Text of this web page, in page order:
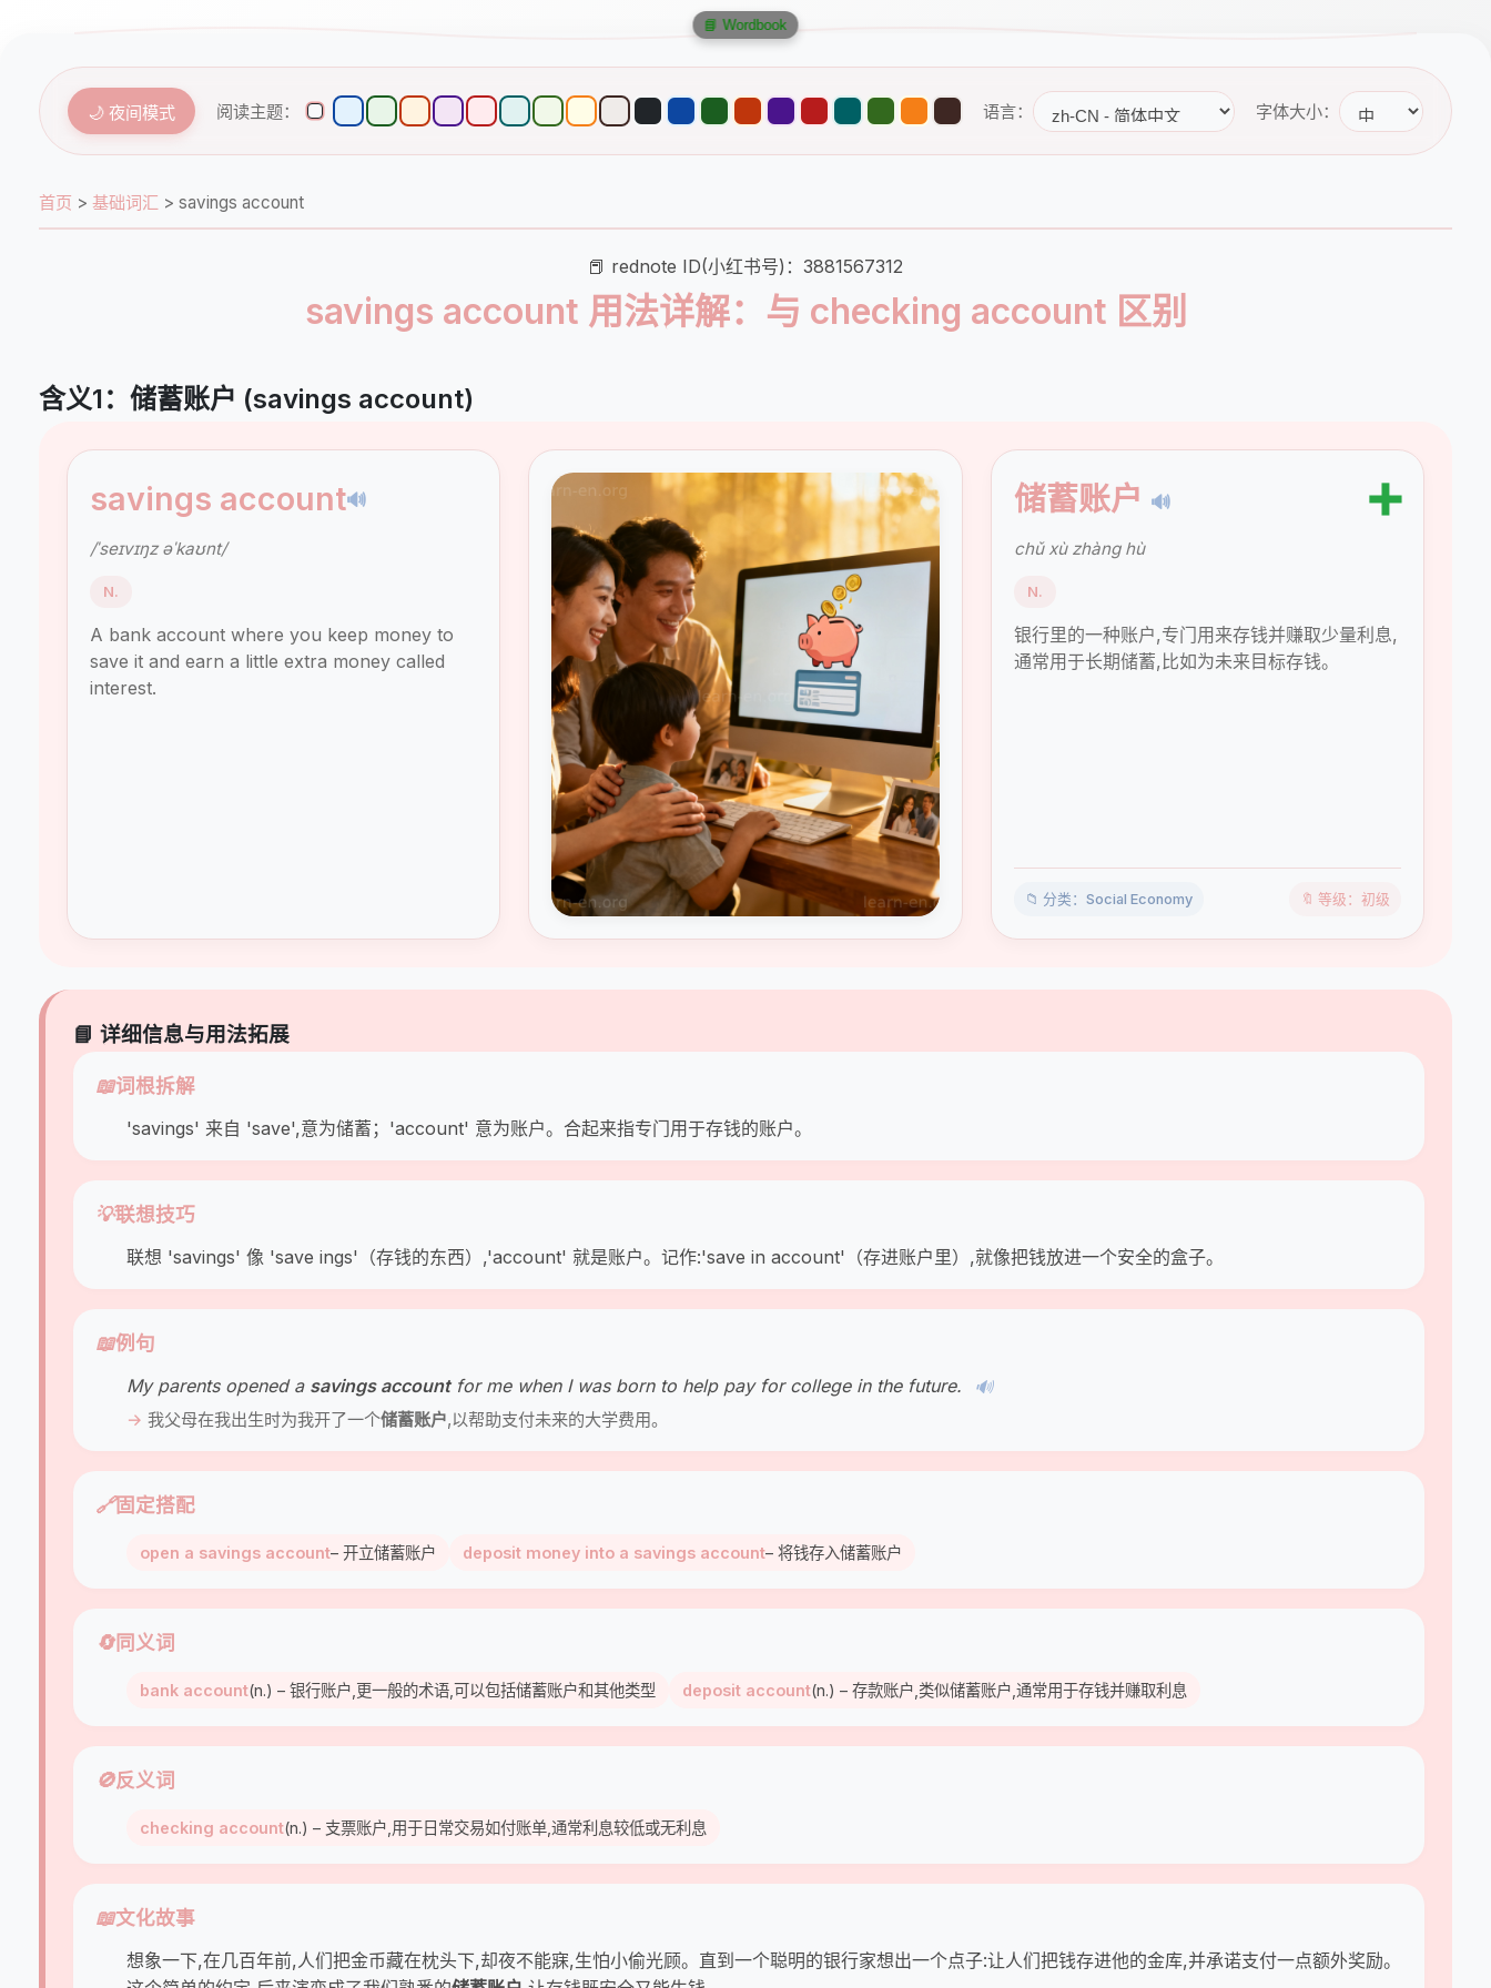
🌙 夜间模式 阅读主题： 语言： 字体大小：
首页 > 基础词汇 > savings account
📕 rednote ID(小红书号)：3881567312
savings account 用法详解：与 checking account 区别
含义1：储蓄账户 (savings account)
savings account🔊
/ˈseɪvɪŋz əˈkaʊnt/
N.
A bank account where you keep money to
save it and earn a little extra money called
interest.
储蓄账户 🔊 ➕
chǔ xù zhàng hù
N.
银行里的一种账户,专门用来存钱并赚取少量利息,
通常用于长期储蓄,比如为未来目标存钱。
📁 分类：Social Economy 🔖 等级：初级
📘 详细信息与用法拓展
📖词根拆解
'savings' 来自 'save',意为储蓄；'account' 意为账户。合起来指专门用于存钱的账户。
💡联想技巧
联想 'savings' 像 'save ings'（存钱的东西）,'account' 就是账户。记作:'save in account'（存进账户里）,就像把钱放进一个安全的盒子。
📖例句
My parents opened a savings accountfor me when I was born to help pay for college in the future. 🔊
我父母在我出生时为我开了一个储蓄账户,以帮助支付未来的大学费用。
🔗固定搭配
open a savings account– 开立储蓄账户 deposit money into a savings account– 将钱存入储蓄账户
🔄同义词
bank account(n.) – 银行账户,更一般的术语,可以包括储蓄账户和其他类型 deposit account(n.) – 存款账户,类似储蓄账户,通常用于存钱并赚取利息
🚫反义词
checking account(n.) – 支票账户,用于日常交易如付账单,通常利息较低或无利息
📖文化故事
想象一下,在几百年前,人们把金币藏在枕头下,却夜不能寐,生怕小偷光顾。直到一个聪明的银行家想出一个点子:让人们把钱存进他的金库,并承诺支付一点额外奖励。
📘 Wordbook